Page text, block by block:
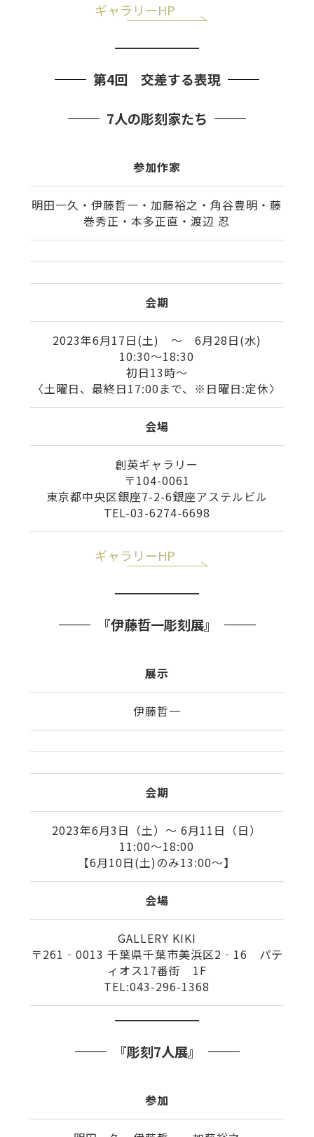
ギャラリーHP
第4回 交差する表現
7人の彫刻家たち
参加作家
明田一久・伊藤哲一・加藤裕之・角谷豊明・藤
巻秀正・本多正直・渡辺 忍
会期
2023年6月17日(土) ～ 6月28日(水)
10:30〜18:30
初日13時〜
〈土曜日、最終日17:00まで、※日曜日:定休〉
会場
創英ギャラリー
〒104-0061
東京都中央区銀座7-2-6銀座アステルビル
TEL-03-6274-6698
ギャラリーHP
『伊藤哲一彫刻展』
展示
伊藤哲一
会期
2023年6月3日（土）〜 6月11日（日）
11:00〜18:00
【6月10日(土)のみ13:00～】
会場
GALLERY KIKI
〒261‐0013 千葉県千葉市美浜区2‐16 パテ
ィオス17番街 1F
TEL:043-296-1368
『彫刻7人展』
参加